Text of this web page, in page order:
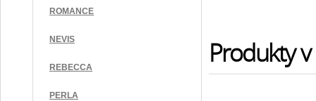
ROMANCE
NEVIS
REBECCA
PERLA
Produkty